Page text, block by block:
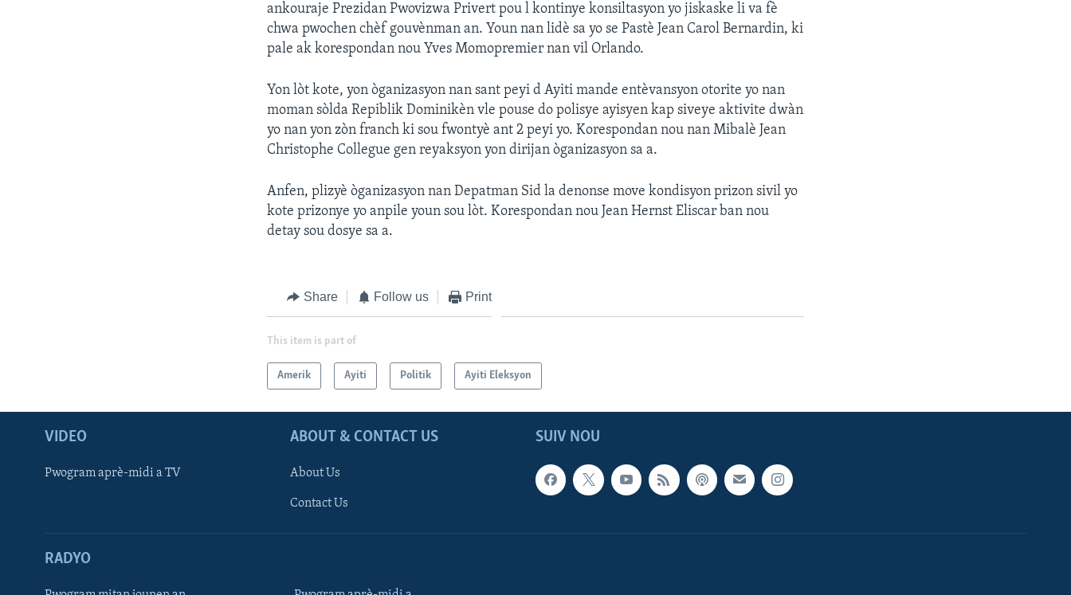
ankouraje Prezidan Pwovizwa Privert pou l kontinye konsiltasyon yo jiskaske li va fè
chwa pwochen chèf gouvènman an. Youn nan lidè sa yo se Pastè Jean Carol Bernardin, ki
pale ak korespondan nou Yves Momopremier nan vil Orlando.
Yon lòt kote, yon òganizasyon nan sant peyi d Ayiti mande entèvansyon otorite yo nan
moman sòlda Repiblik Dominikèn vle pouse do polisye ayisyen kap siveye aktivite dwàn
yo nan yon zòn franch ki sou fwontyè ant 2 peyi yo. Korespondan nou nan Mibalè Jean
Christophe Collegue gen reyaksyon yon dirijan òganizasyon sa a.
Anfen, plizyè òganizasyon nan Depatman Sid la denonse move kondisyon prizon sivil yo
kote prizonye yo anpile youn sou lòt. Korespondan nou Jean Hernst Eliscar ban nou
detay sou dosye sa a.
Share Follow us Print
This item is part of
Amerik Ayiti Politik Ayiti Eleksyon
SUIV NOU
VIDEO
Pwogram aprè-midi a TV
ABOUT & CONTACT US
About Us
Contact Us
RADYO